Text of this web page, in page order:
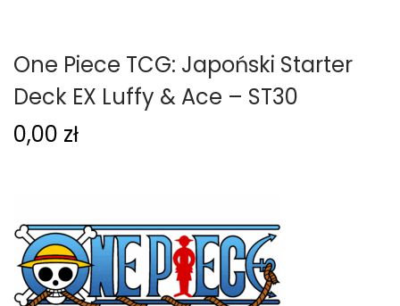
One Piece TCG: Japoński Starter
Deck EX Luffy & Ace – ST30
0,00 zł